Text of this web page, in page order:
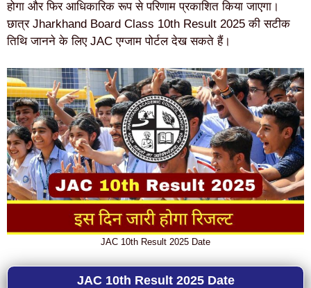
होगा और फिर आधिकारिक रूप से परिणाम प्रकाशित किया जाएगा।
छात्र Jharkhand Board Class 10th Result 2025 की सटीक
तिथि जानने के लिए JAC एग्जाम पोर्टल देख सकते हैं।
JAC 10th Result 2025 Date
JAC 10th Result 2025 Date